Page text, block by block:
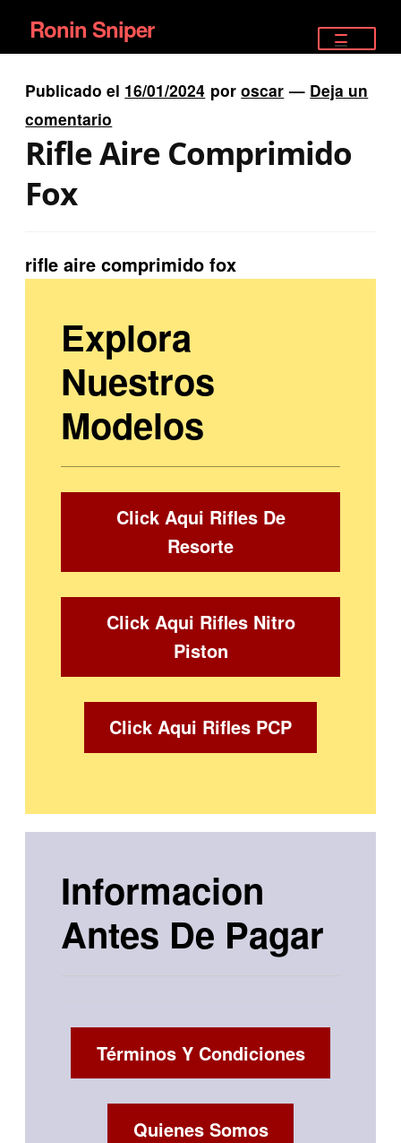
Ir
a
la
navegación
Ir
al
contenido
Ronin Sniper
PISTOLAS
RIFLES DEPORTIVOS
Publicado el 16/01/2024 poroscar — Deja un
comentario
Rifle Aire Comprimido
Fox
rifle aire comprimido fox
Explora
Nuestros
Modelos
Click Aqui Rifles De
Resorte
Click Aqui Rifles Nitro
Piston
Click Aqui Rifles PCP
Informacion
Antes De Pagar
Términos Y Condiciones
Quienes Somos